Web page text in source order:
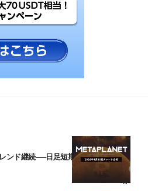
ンド継続──日足短期HMAを維持し中